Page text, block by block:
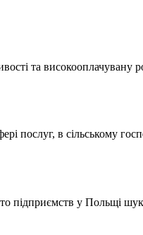
та високооплачувану
в сільському
підприємств у Польщі